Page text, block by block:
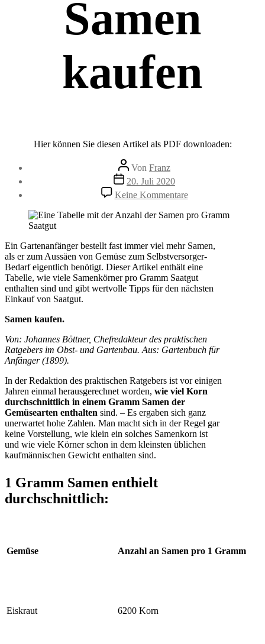
Samen
kaufen
Hier können Sie diesen Artikel als PDF downloaden:
Beitragsautor
Von Franz
Beitragsdatum
20. Juli 2020
Keine Kommentarezu
Samen
kaufen
Ein Gartenanfänger bestellt fast immer viel mehr Samen,
als er zum Aussäen von Gemüse zum Selbstversorger-
Bedarf eigentlich benötigt. Dieser Artikel enthält eine
Tabelle, wie viele Samenkörner pro Gramm Saatgut
enthalten sind und gibt wertvolle Tipps für den nächsten
Einkauf von Saatgut.
Samen kaufen.
Von: Johannes Böttner, Chefredakteur des praktischen
Ratgebers im Obst- und Gartenbau. Aus: Gartenbuch für
Anfänger (1899).
In der Redaktion des praktischen Ratgebers ist vor einigen
Jahren einmal herausgerechnet worden, wie viel Korn
durchschnittlich in einem Gramm Samen der
Gemüsearten enthalten sind. – Es ergaben sich ganz
unerwartet hohe Zahlen. Man macht sich in der Regel gar
keine Vorstellung, wie klein ein solches Samenkorn ist
und wie viele Körner schon in dem kleinsten üblichen
kaufmännischen Gewicht enthalten sind.
1 Gramm Samen enthielt
durchschnittlich:
Gemüse Anzahl an Samen pro 1 Gramm
Eiskraut 6200 Korn